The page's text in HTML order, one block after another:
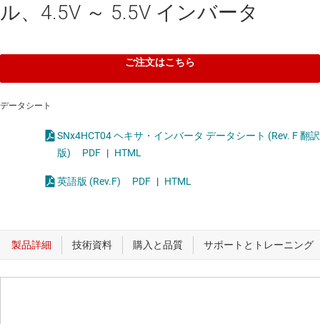
ル、4.5V ～ 5.5V インバータ
ご注文はこちら
データシート
SNx4HCT04 ヘキサ・インバータ データシート (Rev. F 翻訳
版)
PDF | HTML
英語版 (Rev.F) PDF | HTML